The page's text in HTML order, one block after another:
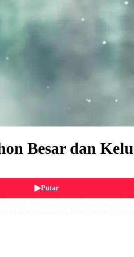
Besar dan
Putar